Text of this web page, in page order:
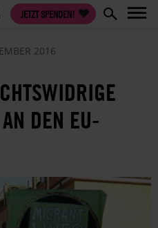
JETZT SPENDEN!
2016
DEN EU-